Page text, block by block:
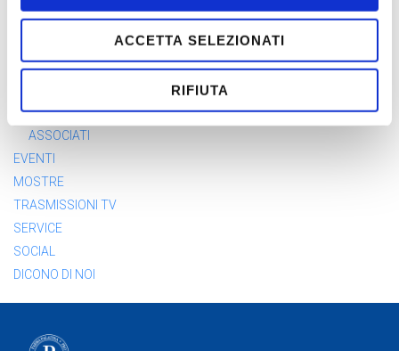
ACCETTA SELEZIONATI
RIFIUTA
HOME
CHI SIAMO
STATUTO
ASSOCIATI
EVENTI
MOSTRE
TRASMISSIONI TV
SERVICE
SOCIAL
DICONO DI NOI